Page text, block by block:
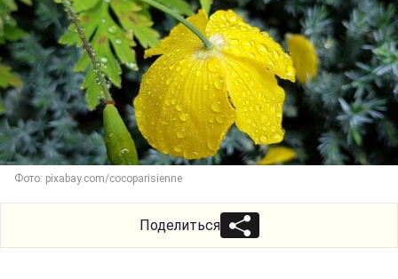
Фото: pixabay.com/cocoparisienne
Поделиться